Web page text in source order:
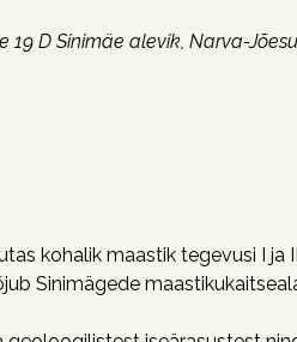
19 D Sinimäe alevik, Narva-
kohalik maastik tegevusi I ja
Sinimägede